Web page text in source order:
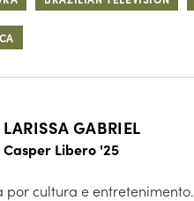
LARISSA GABRIEL
Casper Libero '25
por cultura e entretenimento.